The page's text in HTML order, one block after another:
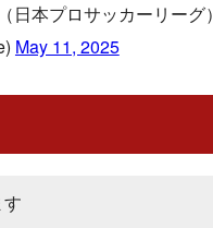
本プロサッカーリーグ）
May 11, 2025